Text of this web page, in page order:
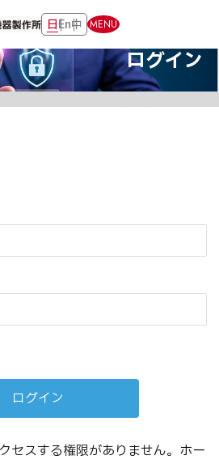
日En中 MENU
ログイン
セスする権限がありません。 ホー